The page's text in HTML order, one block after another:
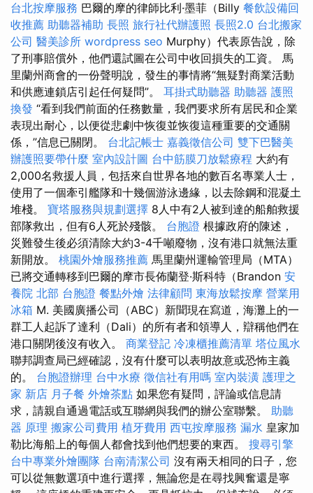
台北按摩服務 巴爾的摩的律師比利·墨菲（Billy 餐飲設備回
收推薦 助聽器補助 長照 旅行社代辦護照 長照2.0 台北搬家
公司 醫美診所 wordpress seo Murphy）代表原告說，除
了刑事賠償外，他們還試圖在公司中收回損失的工資。 馬
里蘭州商會的一份聲明說，發生的事情將“無疑對商業活動
和供應連鎖店引起任何疑問”。 耳掛式助聽器 助聽器 護照
換發 “看到我們前面的任務數量，我們要求所有居民和企業
表現出耐心，以便從悲劇中恢復並恢復這種重要的交通關
係，”信息已關閉。 台北記帳士 嘉義徵信公司 雙下巴醫美
辦護照要帶什麼 室內設計圖 台中筋膜刀放鬆療程 大約有
2,000名救援人員，包括來自世界各地的數百名專業人士，
使用了一個牽引艦隊和十幾個游泳邊緣，以去除鋼和混凝土
堆棧。 寶塔服務與規劃選擇 8人中有2人被到達的船舶救援
部隊救出，但有6人死於殘骸。 台胞證 根據政府的陳述，
災難發生後必須清除大約3-4千噸廢物，沒有港口就無法重
新開放。 桃園外燴服務推薦 馬里蘭州運輸管理局（MTA）
已將交通轉移到巴爾的摩市長佈蘭登·斯科特（Brandon 安
養院 北部 台胞證 餐點外燴 法律顧問 東海放鬆按摩 營業用
冰箱 M. 美國廣播公司（ABC）新聞現在寫道，海灘上的一
群工人起訴了達利（Dali）的所有者和領導人，辯稱他們在
港口關閉後沒有收入。 商業登記 冷凍櫃推薦清單 塔位風水
聯邦調查局已經確認，沒有什麼可以表明故意或恐怖主義
的。 台胞證辦理 台中水療 徵信社有用嗎 室內裝潢 護理之
家 新店 月子餐 外燴茶點 如果您有疑問，評論或信息請
求，請親自通過電話或互聯網與我們的辦公室聯繫。 助聽
器 原理 搬家公司費用 植牙費用 西屯按摩服務 漏水 皇家加
勒比海船上的每個人都會找到他們想要的東西。 搜尋引擎
台中專業外燴團隊 台南清潔公司 沒有兩天相同的日子，您
可以從無數選項中進行選擇，無論您是在尋找興奮還是寧